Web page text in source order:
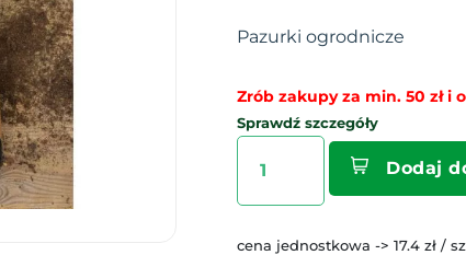
Pazurki ogrodnicze
Zrób zakupy za min. 50 zł i
Sprawdź szczegóły
Dodaj
cena jednostkowa -> 17.4 zł /